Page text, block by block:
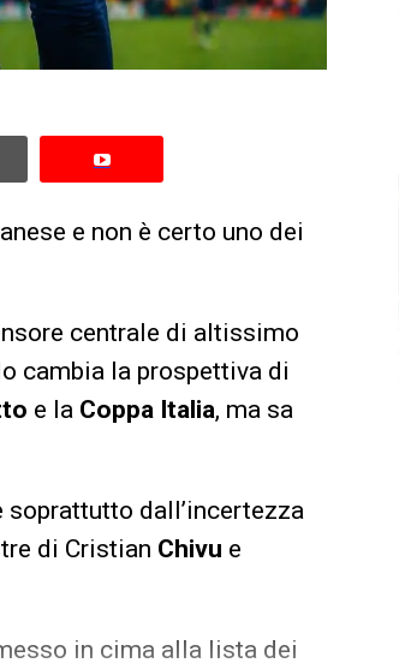
e non è certo uno dei
centrale di altissimo
cambia la prospettiva di
e la Coppa Italia, ma sa
dall’incertezza
di Cristian Chivu e
in cima alla lista dei